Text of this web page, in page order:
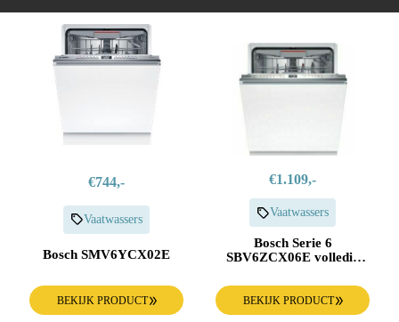
€744,-
Vaatwassers
Bosch SMV6YCX02E
BEKIJK PRODUCT
€1.109,-
Vaatwassers
Bosch Serie 6
SBV6ZCX06E volledig
BEKIJK PRODUCT